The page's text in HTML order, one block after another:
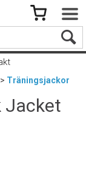
Träningsjackor
Jacket